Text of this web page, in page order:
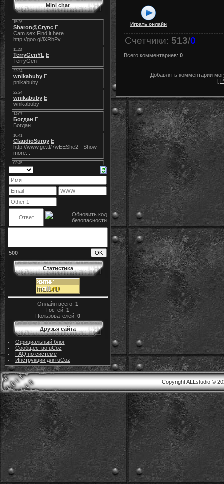
Mini chat
500
Статистика
Онлайн всего: 1
Гостей: 1
Пользователей: 0
Друзья сайта
Официальный блог
Сообщество uCoz
FAQ по системе
Инструкции для uCoz
Играть онлайн
Счетчики: 513/0
Всего комментариев: 0
Добавлять комментарии
[
Copyright ALLstudio ©